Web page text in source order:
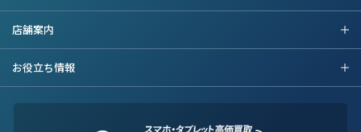
店舗案内
お役立ち情報